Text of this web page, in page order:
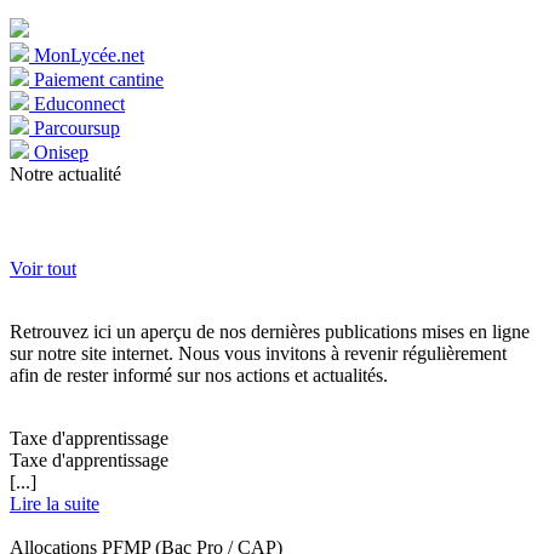
MonLycée.net
Paiement cantine
Educonnect
Parcoursup
Onisep
Notre actualité
Voir tout
Retrouvez ici un aperçu de nos dernières publications mises en ligne
sur notre site internet. Nous vous invitons à revenir régulièrement
afin de rester informé sur nos actions et actualités.
Taxe d'apprentissage
Taxe d'apprentissage
[...]
Lire la suite
Allocations PFMP (Bac Pro / CAP)